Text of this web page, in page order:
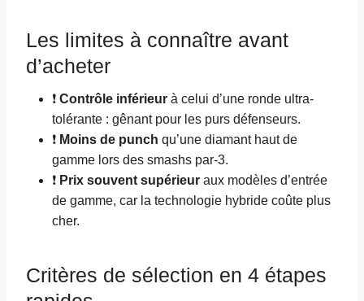
Les limites à connaître avant
d’acheter
❗ Contrôle inférieur à celui d’une ronde ultra-
tolérante : gênant pour les purs défenseurs.
❗ Moins de punch qu’une diamant haut de
gamme lors des smashs par-3.
❗ Prix souvent supérieur aux modèles d’entrée
de gamme, car la technologie hybride coûte plus
cher.
Critères de sélection en 4 étapes